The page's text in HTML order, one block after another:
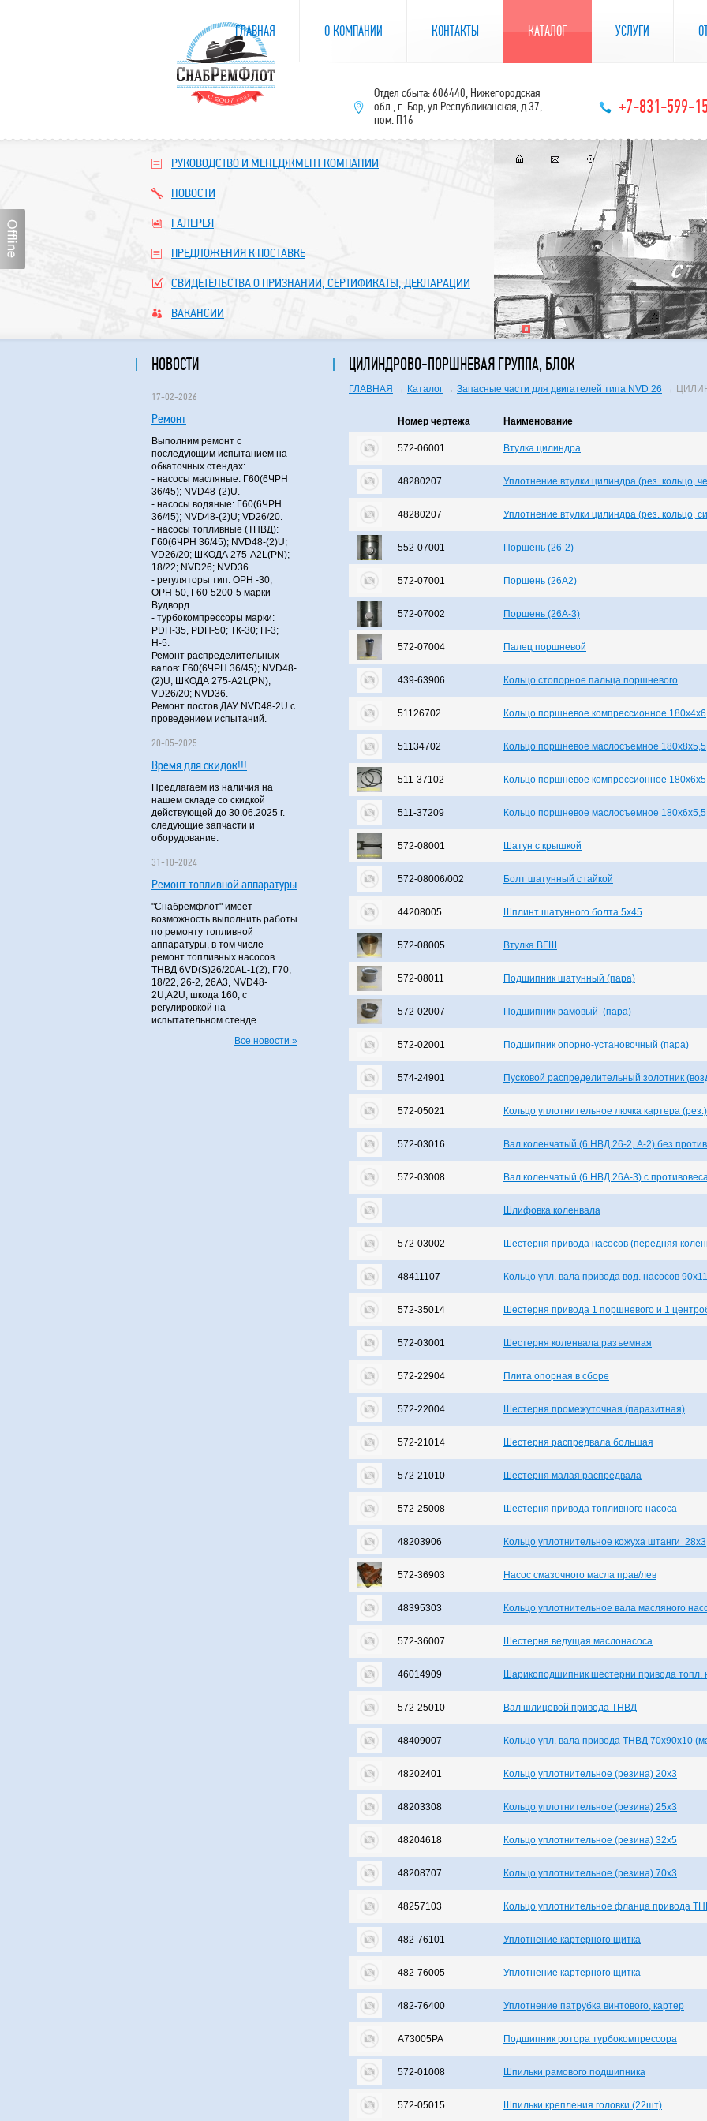
РУКОВОДСТВО И МЕНЕДЖМЕНТ КОМПАНИИ
НОВОСТИ
ГАЛЕРЕЯ
ПРЕДЛОЖЕНИЯ К ПОСТАВКЕ
СВИДЕТЕЛЬСТВА О ПРИЗНАНИИ, СЕРТИФИКАТЫ, ДЕКЛАРАЦИИ
ВАКАНСИИ
НОВОСТИ
17-02-2026
Ремонт
Выполним ремонт с
последующим испытанием на
обкаточных стендах:
- насосы масляные: Г60(6ЧРН
36/45); NVD48-(2)U.
- насосы водяные: Г60(6ЧРН
36/45); NVD48-(2)U; VD26/20.
- насосы топливные (ТНВД):
Г60(6ЧРН 36/45); NVD48-(2)U;
VD26/20; ШКОДА 275-A2L(PN);
18/22; NVD26; NVD36.
- регуляторы тип: ОРН -30,
ОРН-50, Г60-5200-5 марки
Вудворд.
- турбокомпрессоры марки:
PDH-35, PDH-50; ТК-30; Н-3;
Н-5.
Ремонт распределительных
валов: Г60(6ЧРН 36/45); NVD48-
(2)U; ШКОДА 275-A2L(PN),
VD26/20; NVD36.
Ремонт постов ДАУ NVD48-2U с
проведением испытаний.
20-05-2025
Время для скидок!!!
Предлагаем из наличия на
нашем складе со скидкой
действующей до 30.06.2025 г.
следующие запчасти и
оборудование:
31-10-2024
Ремонт топливной аппаратуры
"Снабремфлот" имеет
возможность выполнить работы
по ремонту топливной
аппаратуры, в том числе
ремонт топливных насосов
ТНВД 6VD(S)26/20AL-1(2), Г70,
18/22, 26-2, 26А3, NVD48-
2U,A2U, шкода 160, с
регулировкой на
испытательном стенде.
Все новости »
ЦИЛИНДРОВО-ПОРШНЕВАЯ ГРУППА, БЛОК
ГЛАВНАЯ → Каталог → Запасные части для двигателей типа NVD 26 →
Номер чертежа Наименование
572-06001 Втулка цилиндра
48280207 Уплотнение втулки цилиндра (рез. кольцо,
48280207 Уплотнение втулки цилиндра (рез. кольцо,
552-07001 Поршень (26-2)
572-07001 Поршень (26А2)
572-07002 Поршень (26А-3)
572-07004 Палец поршневой
439-63906 Кольцо стопорное пальца поршневого
51126702 Кольцо поршневое компрессионное
51134702 Кольцо поршневое маслосъемное 180х8х5,5
511-37102 Кольцо поршневое компрессионное
511-37209 Кольцо поршневое маслосъемное 180х6х5,5
572-08001 Шатун с крышкой
572-08006/002 Болт шатунный с гайкой
44208005 Шплинт шатунного болта 5х45
572-08005 Втулка ВГШ
572-08011 Подшипник шатунный (пара)
572-02007 Подшипник рамовый (пара)
572-02001 Подшипник опорно-установочный (пара)
574-24901 Пусковой распределительный золотник
572-05021 Кольцо уплотнительное лючка картера (рез.)
572-03016 Вал коленчатый (6 НВД 26-2, А-2) без
572-03008 Вал коленчатый (6 НВД 26А-3) с
Шлифовка коленвала
572-03002 Шестерня привода насосов (передняя
48411107 Кольцо упл. вала привода вод. насосов
572-35014 Шестерня привода 1 поршневого и 1
572-03001 Шестерня коленвала разъемная
572-22904 Плита опорная в сборе
572-22004 Шестерня промежуточная (паразитная)
572-21014 Шестерня распредвала большая
572-21010 Шестерня малая распредвала
572-25008 Шестерня привода топливного насоса
48203906 Кольцо уплотнительное кожуха штанги 28х3
572-36903 Насос смазочного масла прав/лев
48395303 Кольцо уплотнительное вала масляного
572-36007 Шестерня ведущая маслонасоса
46014909 Шарикоподшипник шестерни привода топл.
572-25010 Вал шлицевой привода ТНВД
48409007 Кольцо упл. вала привода ТНВД 70х90х10
48202401 Кольцо уплотнительное (резина) 20х3
48203308 Кольцо уплотнительное (резина) 25х3
48204618 Кольцо уплотнительное (резина) 32х5
48208707 Кольцо уплотнительное (резина) 70х3
48257103 Кольцо уплотнительное фланца привода
482-76101 Уплотнение картерного щитка
482-76005 Уплотнение картерного щитка
482-76400 Уплотнение патрубка винтового, картер
А73005РА Подшипник ротора турбокомпрессора
572-01008 Шпильки рамового подшипника
572-05015 Шпильки крепления головки (22шт)
ГЛАВНАЯ О КОМПАНИИ КОНТАКТЫ КАТАЛОГ УСЛУГИ
Отдел сбыта: 606440, Нижегородская
обл., г. Бор, ул.Республиканская, д.37,
пом. П16
+7-831-599-